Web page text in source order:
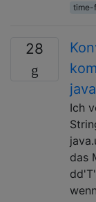
time-
28
Ich
das